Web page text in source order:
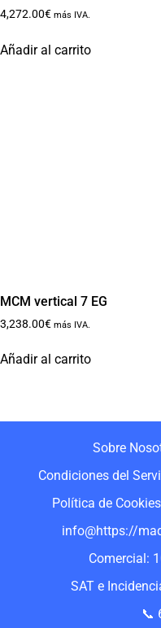
4,272.00€ más IVA.
Añadir al carrito
MCM vertical 7 EG
3,238.00€ más IVA.
Añadir al carrito
Sobre
Condiciones del
Política de Cookies
info@https://
Comercial:
SAT e
📞